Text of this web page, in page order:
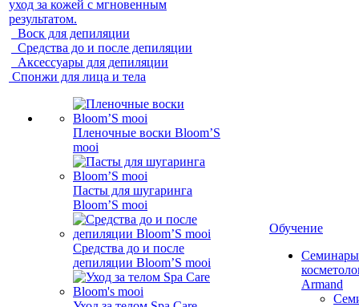
уход за кожей с мгновенным
результатом.
Воск для депиляции
Средства до и после депиляции
Аксессуары для депиляции
Спонжи для лица и тела
Пленочные воски Bloom’S
mooi
Пасты для шугаринга
Bloom’S mooi
Средства до и после
депиляции Bloom’S mooi
Обучение
Armand